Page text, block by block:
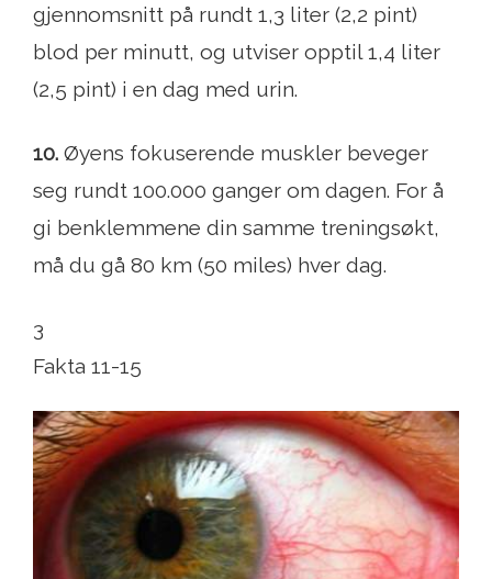
gjennomsnitt på rundt 1,3 liter (2,2 pint)
blod per minutt, og utviser opptil 1,4 liter
(2,5 pint) i en dag med urin.
10. Øyens fokuserende muskler beveger
seg rundt 100.000 ganger om dagen. For å
gi benklemmene din samme treningsøkt,
må du gå 80 km (50 miles) hver dag.
3
Fakta 11-15